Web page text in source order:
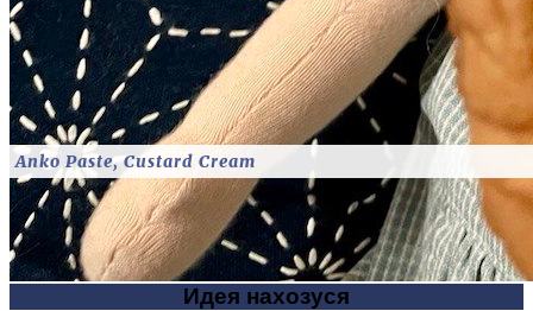
Anko Paste, Custard Cream
Идея нахозуся